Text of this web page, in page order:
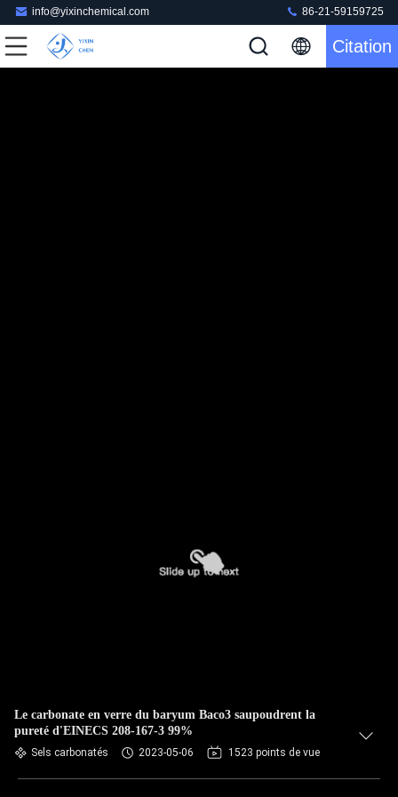
info@yixinchemical.com 86-21-59159725
Citation
Le carbonate en verre du baryum Baco3 saupoudrent la
pureté d'EINECS 208-167-3 99%
Sels carbonatés 2023-05-06 1523 points de vue